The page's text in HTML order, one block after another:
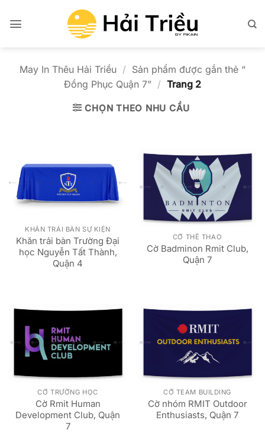
qua
May In Thêu Hải Triều / Sản phẩm được gắn thẻ “
Đồng Phục Quận 7” / Trang 2
CHỌN THEO NHU CẦU
KHĂN TRẢI BÀN SỰ KIỆN
Khăn trải bàn Trường Đại
học Nguyễn Tất Thành,
Quận 4
CỜ THỂ THAO
Cờ Badminon Rmit Club,
Quận 7
CỜ TRƯỜNG HỌC
Cờ Rmit Human
Development Club, Quận
7
CỜ TEAM BUILDING
Cờ nhóm RMIT Outdoor
Enthusiasts, Quận 7